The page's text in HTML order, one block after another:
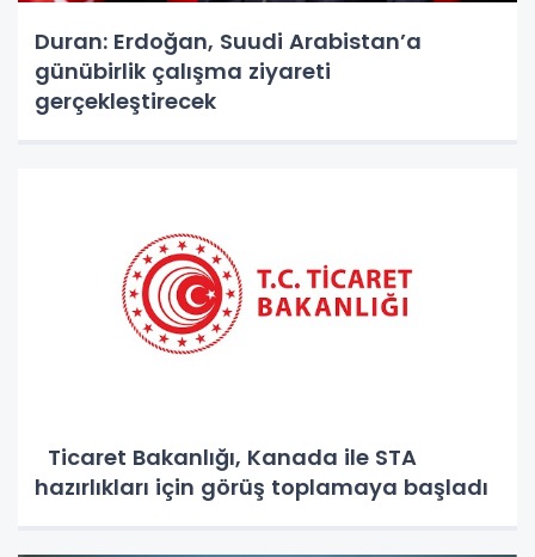
Duran: Erdoğan, Suudi Arabistan’a
günübirlik çalışma ziyareti
gerçekleştirecek
Ticaret Bakanlığı, Kanada ile STA
hazırlıkları için görüş toplamaya başladı